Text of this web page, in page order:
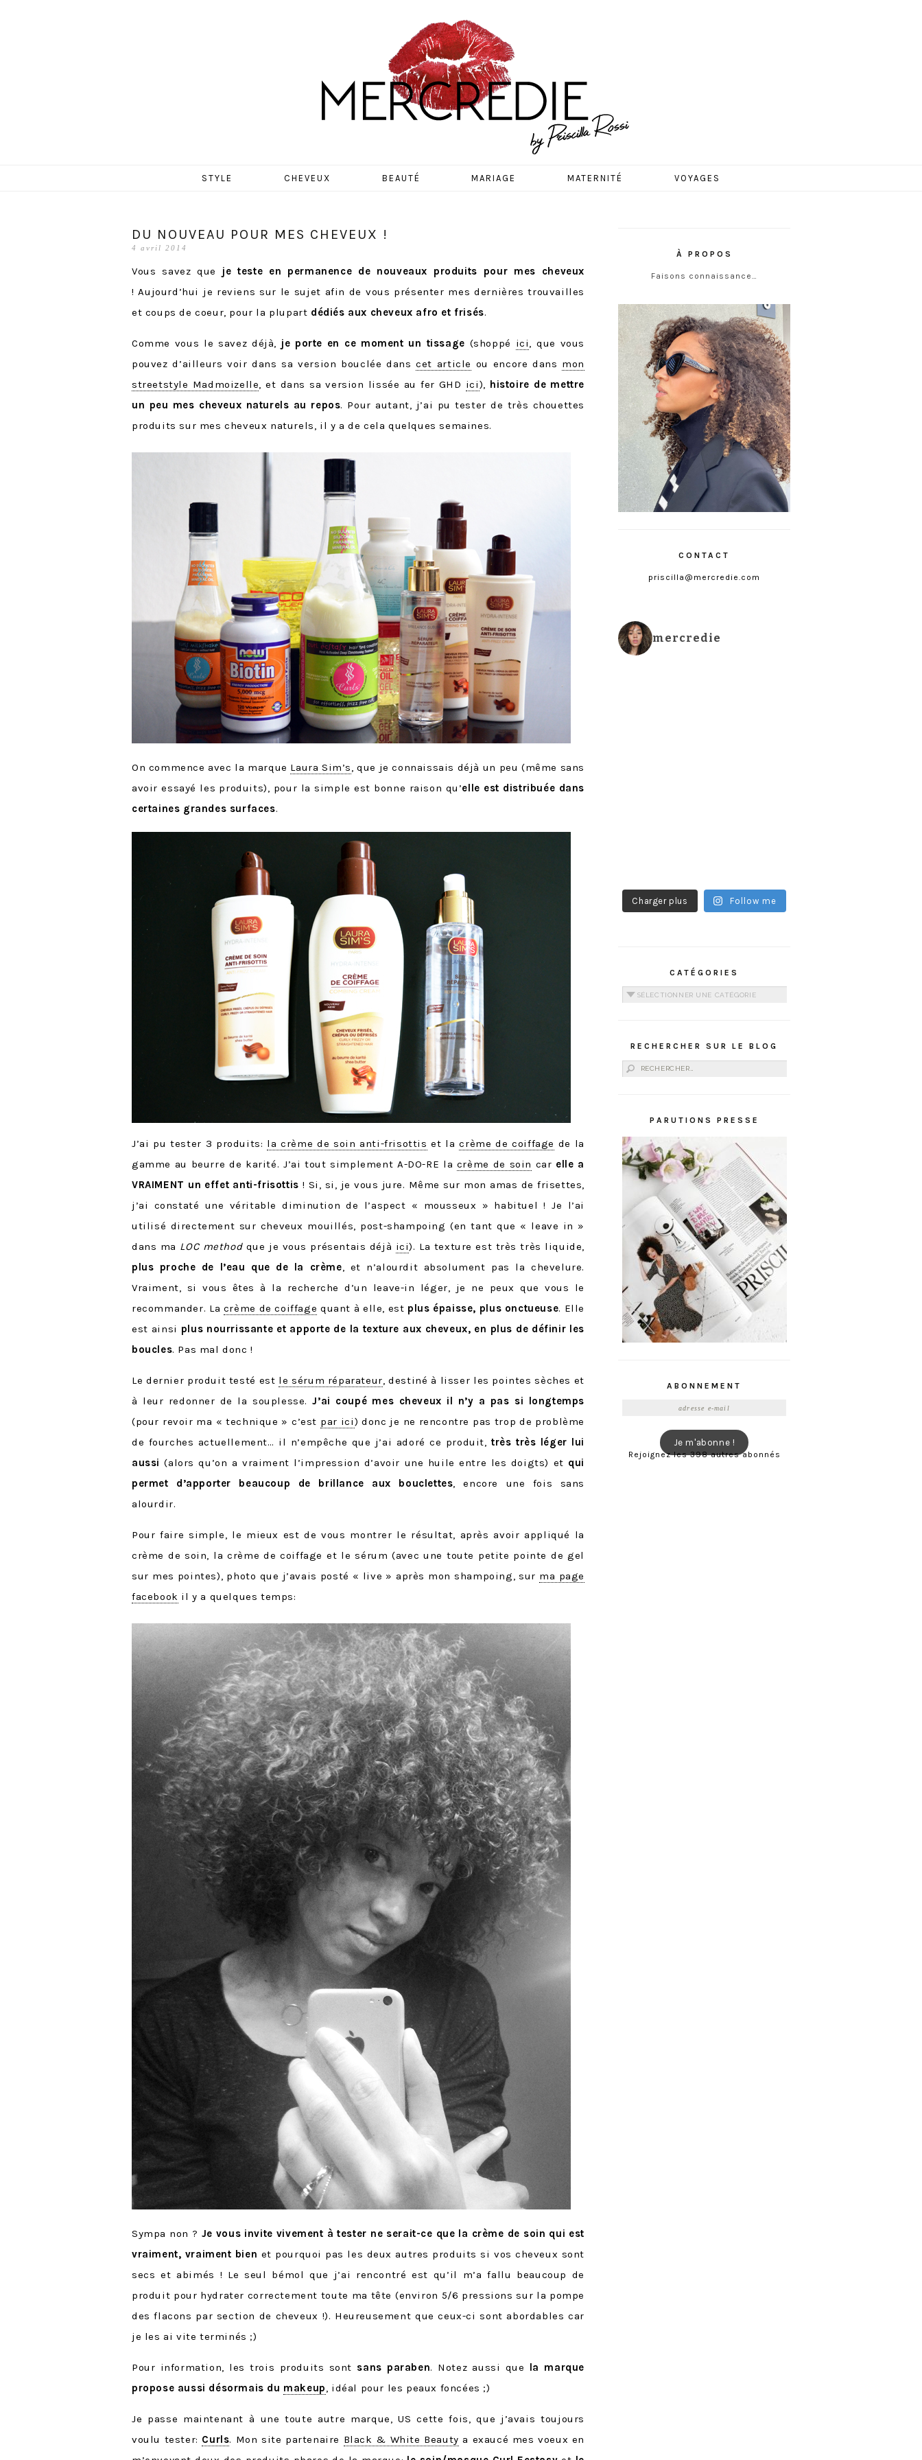
MERCREDIE
STYLE CHEVEUX BEAUTÉ MARIAGE MATERNITÉ VOYAGES
DU NOUVEAU POUR MES CHEVEUX !
4 avril 2014
Vous savez que je teste en permanence de nouveaux produits pour mes cheveux
! Aujourd’hui je reviens sur le sujet afin de vous présenter mes dernières trouvailles
et coups de coeur, pour la plupart dédiés aux cheveux afro et frisés.
Comme vous le savez déjà, je porte en ce moment un tissage (shoppé ici, que vous
pouvez d’ailleurs voir dans sa version bouclée danscet article ou encore dans mon
streetstyle Madmoizelle, et dans sa version lissée au fer GHD ici), histoire de mettre
un peu mes cheveux naturels au repos. Pour autant, j’ai pu tester de très chouettes
produits sur mes cheveux naturels, il y a de cela quelques semaines.
On commence avec la marque Laura Sim’s, que je connaissais déjà un peu (même sans
avoir essayé les produits), pour la simple est bonne raison qu’elle est distribuée dans
certaines grandes surfaces.
J’ai pu tester 3 produits: la crème de soin anti-frisottis et lacrème de coiffage de la
gamme au beurre de karité. J’ai tout simplement A-DO-RE la crème de soin car elle a
VRAIMENT un effet anti-frisottis ! Si, si, je vous jure. Même sur mon amas de frisettes,
j’ai constaté une véritable diminution de l’aspect « mousseux » habituel ! Je l’ai
utilisé directement sur cheveux mouillés, post-shampoing (en tant que « leave in »
dans ma LOC methodque je vous présentais déjà ici). La texture est très très liquide,
plus proche de l’eau que de la crème, et n’alourdit absolument pas la chevelure.
Vraiment, si vous êtes à la recherche d’un leave-in léger, je ne peux que vous le
recommander. La crème de coiffage quant à elle, est plus épaisse, plus onctueuse. Elle
est ainsi plus nourrissante et apporte de la texture aux cheveux, en plus de définir les
boucles. Pas mal donc !
Le dernier produit testé est le sérum réparateur, destiné à lisser les pointes sèches et
à leur redonner de la souplesse.J’ai coupé mes cheveux il n’y a pas si longtemps
(pour revoir ma « technique » c’est par ici) donc je ne rencontre pas trop de problème
de fourches actuellement… il n’empêche que j’ai adoré ce produit,très très léger lui
aussi (alors qu’on a vraiment l’impression d’avoir une huile entre les doigts) et qui
permet d’apporter beaucoup de brillance aux bouclettes, encore une fois sans
alourdir.
Pour faire simple, le mieux est de vous montrer le résultat, après avoir appliqué la
crème de soin, la crème de coiffage et le sérum (avec une toute petite pointe de gel
sur mes pointes), photo que j’avais posté « live » après mon shampoing, sur ma page
facebook il y a quelques temps:
Sympa non ? Je vous invite vivement à tester ne serait-ce que la crème de soin qui est
vraiment, vraiment bien et pourquoi pas les deux autres produits si vos cheveux sont
secs et abimés ! Le seul bémol que j’ai rencontré est qu’il m’a fallu beaucoup de
produit pour hydrater correctement toute ma tête (environ 5/6 pressions sur la pompe
des flacons par section de cheveux !). Heureusement que ceux-ci sont abordables car
je les ai vite terminés ;)
Pour information, les trois produits sont sans paraben. Notez aussi que la marque
propose aussi désormais du makeup, idéal pour les peaux foncées ;)
Je passe maintenant à une toute autre marque, US cette fois, que j’avais toujours
voulu tester: Curls. Mon site partenaire Black & White Beauty a exaucé mes voeux en
À PROPOS
Faisons connaissance…
CONTACT
priscilla@mercredie.com
mercredie
Charger plus Follow me
CATÉGORIES
Catégories
RECHERCHER SUR LE BLOG
Rechercher :
PARUTIONS PRESSE
ABONNEMENT
Je m'abonne !
Rejoignez les 398 autres abonnés